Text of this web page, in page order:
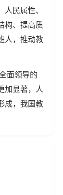
民属性、
构、提高质
人，推动教
面领导的
加显著，人
成，我国教